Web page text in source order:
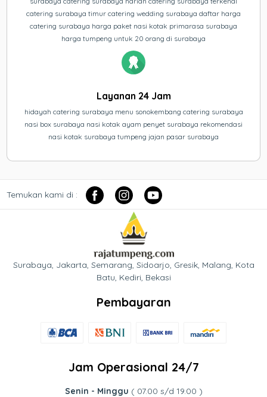
catering surabaya timur catering wedding surabaya daftar harga
catering surabaya harga paket nasi kotak primarasa surabaya
harga tumpeng untuk 20 orang di surabaya
Layanan 24 Jam
hidayah catering surabaya menu sonokembang catering surabaya
nasi box surabaya nasi kotak ayam penyet surabaya rekomendasi
nasi kotak surabaya tumpeng jajan pasar surabaya
Temukan kami di :
Surabaya, Jakarta, Semarang, Sidoarjo, Gresik, Malang, Kota
Batu, Kediri, Bekasi
Pembayaran
Jam Operasional 24/7
Senin - Minggu ( 07.00 s/d 19.00 )